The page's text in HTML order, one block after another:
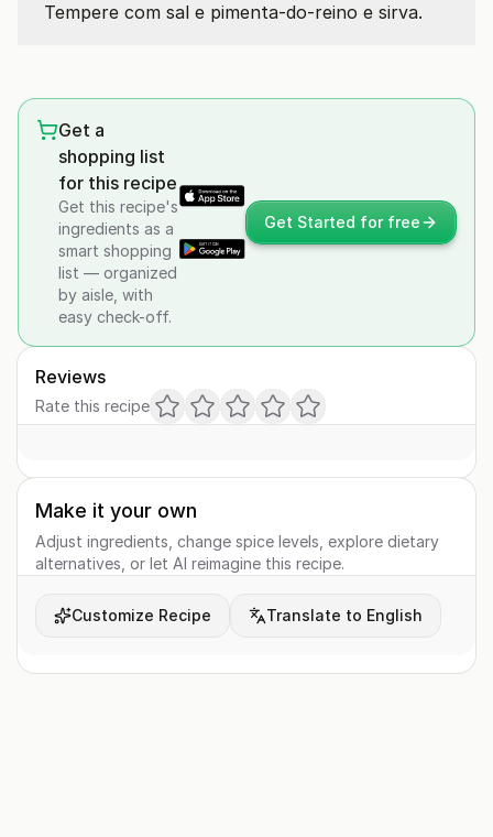
Tempere com sal e pimenta-do-reino e sirva.
Get a
shopping list
for this recipe
Get this recipe's
ingredients as a
smart shopping
list — organized
by aisle, with
easy check-off.
Get Started for free
Reviews
Rate this recipe
Make it your own
Adjust ingredients, change spice levels, explore dietary
alternatives, or let AI reimagine this recipe.
Customize Recipe Translate to English